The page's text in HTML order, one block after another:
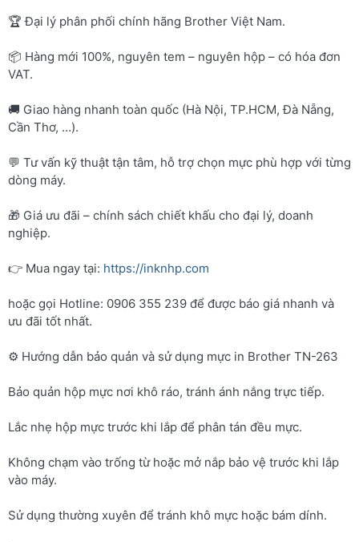
🏆 Đại lý phân phối chính hãng Brother Việt Nam.
📦 Hàng mới 100%, nguyên tem – nguyên hộp – có hóa đơn
VAT.
🚚 Giao hàng nhanh toàn quốc (Hà Nội, TP.HCM, Đà Nẵng,
Cần Thơ, …).
💬 Tư vấn kỹ thuật tận tâm, hỗ trợ chọn mực phù hợp với từng
dòng máy.
🎁 Giá ưu đãi – chính sách chiết khấu cho đại lý, doanh
nghiệp.
👉 Mua ngay tại: https://inknhp.com
hoặc gọi Hotline: 0906 355 239 để được báo giá nhanh và
ưu đãi tốt nhất.
⚙️ Hướng dẫn bảo quản và sử dụng mực in Brother TN-263
Bảo quản hộp mực nơi khô ráo, tránh ánh nắng trực tiếp.
Lắc nhẹ hộp mực trước khi lắp để phân tán đều mực.
Không chạm vào trống từ hoặc mở nắp bảo vệ trước khi lắp
vào máy.
Sử dụng thường xuyên để tránh khô mực hoặc bám dính.